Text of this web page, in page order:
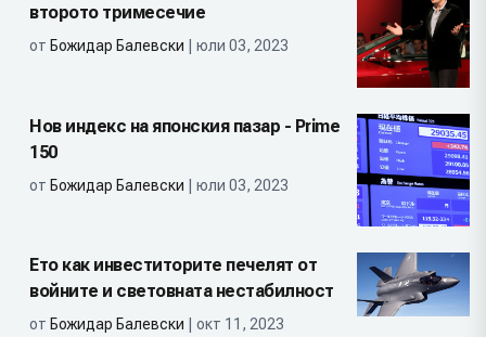
второто тримесечие
от Божидар Балевски | юли 03, 2023
Нов индекс на японския пазар - Prime
150
от Божидар Балевски | юли 03, 2023
Ето как инвеститорите печелят от
войните и световната нестабилност
от Божидар Балевски | окт 11, 2023